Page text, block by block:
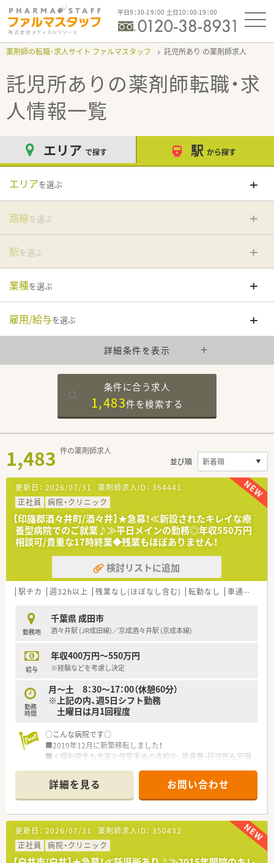
平日9：30-19：00 土日10：00-19：00
薬剤師の転職・求人サイト ファルマスタッフ 託児所あり
託児所あり の薬剤師転職・求
人情報一覧
エリア で探す 駅 から探す
エリアを選ぶ
路線を選ぶ
駅を選ぶ
業種を選ぶ
雇用/給与を選ぶ
詳細条件を表示
条件に合う求人
1,483件を検索する
1,483 件の薬剤師求人
並び順
更新日： 2026/07/31 薬剤師求人ID： 364441
正社員
病院・クリニック
【印旛郡酒々井町/酒々井】★急募！≪新設されたキレイな療
養型病院でのご就業♪≫平日メインの勤務◎年収550万円
相談可/貴重な17時終業◆残業もほぼありません！
検討リストに追加
駅チカ 週32h以上 残業なし(ほぼなし含む) 転勤なし 車通勤可
勤務地
千葉県 成田市
酒々井駅 (JR成田線)／京成酒々井駅 (京成本線)
給与
年収400万円～550万円
※経験などを考慮し決定
勤務
時間
月～土 8：30～17：00（休憩60分）
※上記の内、週5日シフト勤務
土曜日は月1回程度
○こんな病院です○
■2019年12月に新築移転しました！
■≪福利厚生も充実≫住宅手当の支給や、単身寮・託児所も完備
■全311床…医療療養病棟270床と、回復期リハビリテーション
病棟41床を有する病院です。
■サポート体制がしっかりしているので、【家庭・育児】の両立が
不安なママさん薬剤師も安心してご就業いただけます。
詳細を見る お問い合わせ
更新日： 2026/07/31 薬剤師求人ID： 350432
正社員
病院・クリニック